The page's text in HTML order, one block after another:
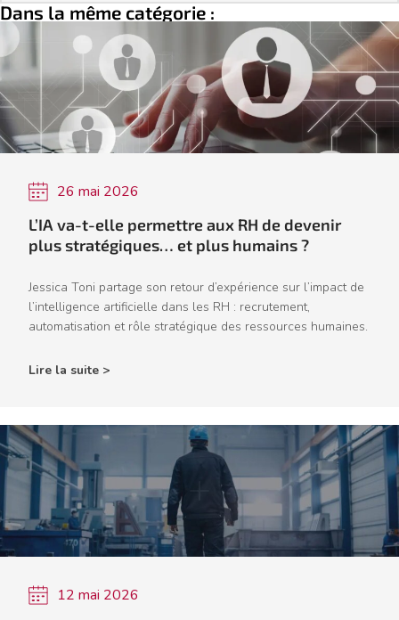
Dans la même catégorie :
26 mai 2026
L’IA va-t-elle permettre aux RH de devenir
plus stratégiques… et plus humains ?
Jessica Toni partage son retour d’expérience sur l’impact de
l’intelligence artificielle dans les RH : recrutement,
automatisation et rôle stratégique des ressources humaines.
Lire la suite >
12 mai 2026